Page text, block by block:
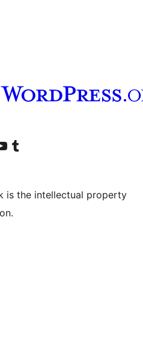
account
our YouTube channel
Visit our Tumblr account
is the intellectual property